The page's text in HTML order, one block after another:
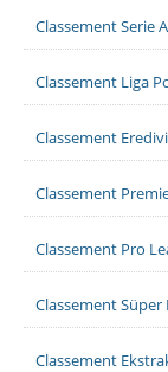
Classement Serie
Classement Liga
Classement
Classement
Classement Pro
Classement Süper
Classement